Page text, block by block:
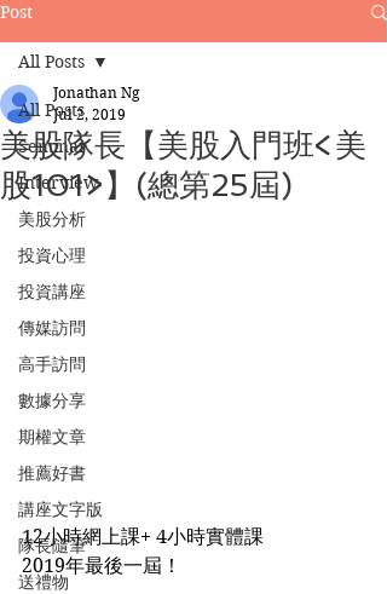
Post
All Posts
Seminar
Interview
美股分析
投資心理
投資講座
傳媒訪問
高手訪問
數據分享
期權文章
推薦好書
講座文字版
隊長隨筆
送禮物
All Posts
美股隊長【美股入門班<美
股101>】(總第25屆)
Jonathan Ng
Jul 2, 2019
12小時網上課+ 4小時實體課
2019年最後一屆！